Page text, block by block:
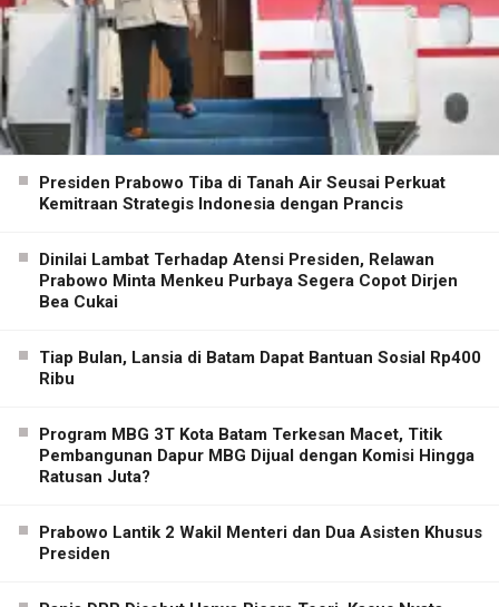
Presiden Prabowo Tiba di Tanah Air Seusai Perkuat
Kemitraan Strategis Indonesia dengan Prancis
Dinilai Lambat Terhadap Atensi Presiden, Relawan
Prabowo Minta Menkeu Purbaya Segera Copot Dirjen
Bea Cukai
Tiap Bulan, Lansia di Batam Dapat Bantuan Sosial Rp400
Ribu
Program MBG 3T Kota Batam Terkesan Macet, Titik
Pembangunan Dapur MBG Dijual dengan Komisi Hingga
Ratusan Juta?
Prabowo Lantik 2 Wakil Menteri dan Dua Asisten Khusus
Presiden